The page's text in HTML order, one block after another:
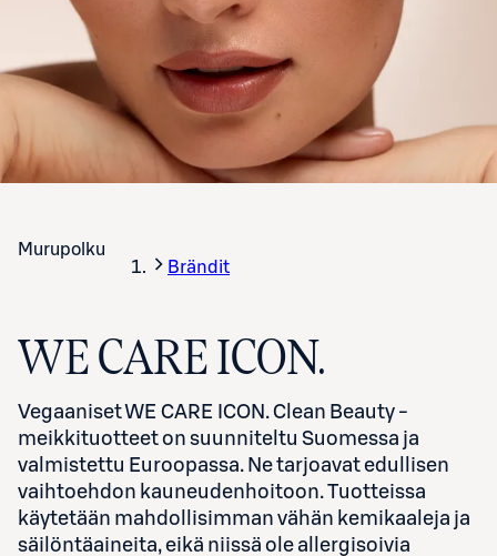
Murupolku
Brändit
WE CARE ICON.
Vegaaniset WE CARE ICON. Clean Beauty -
meikkituotteet on suunniteltu Suomessa ja
valmistettu Euroopassa. Ne tarjoavat edullisen
vaihtoehdon kauneudenhoitoon. Tuotteissa
käytetään mahdollisimman vähän kemikaaleja ja
säilöntäaineita, eikä niissä ole allergisoivia